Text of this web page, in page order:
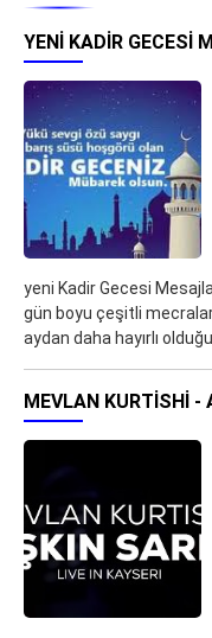
YENI KADIR GECESI
yeni Kadir Gecesi
gün boyu çeşitli
aydan daha hayırlı
MEVLAN KURTISHI -